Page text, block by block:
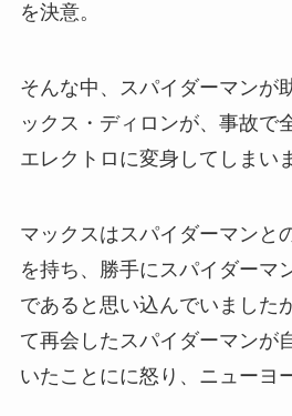
を決意。
そんな中、スパイダーマンが
ックス・ディロンが、事故で
エレクトロに変身してしまい
マックスはスパイダーマンと
を持ち、勝手にスパイダーマ
であると思い込んでいました
て再会したスパイダーマンが
いたことにに怒り、ニューヨ